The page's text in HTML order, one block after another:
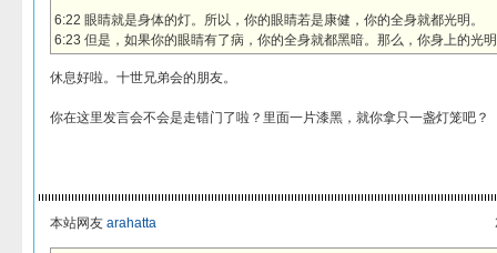
6:22 眼睛就是身体的灯。所以，你的眼睛若是康健，你的全身就都光明。
6:23 但是，如果你的眼睛有了病，你的全身就都黑暗。那么，你身上的光
休息好啦。十世兄弟会的朋友。
你在这里发言会不会是走错门了啦？里面一片漆黑，就你拿只一盏灯笼吧？
本站网友 arahatta